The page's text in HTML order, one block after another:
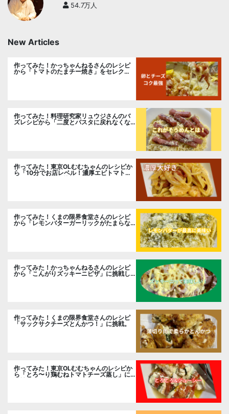
54.7万人
New Articles
作ってみた！かっちゃんねるさんのレシピ
から「トマトのたまチー焼き」をセレク
作ってみた！料理研究家リュウジさんのバ
ズレシピから「二度とパスタに戻れなくな
作ってみた！東京OLむむちゃんのレシピか
ら「10分でお店レベル！濃厚エビトマトク
リームパスタ」に挑戦
作ってみた！くまの限界食堂さんのレシピ
から「レモンバターガーリックがたまらな
作ってみた！かっちゃんねるさんのレシピ
から「こんがりズッキーニピザ」に挑戦し
ました。
作ってみた！くまの限界食堂さんのレシピ
「サックサクチーズとんかつ！」に挑戦。
作ってみた！東京OLむむちゃんのレシピか
ら「とろ〜り鶏むねトマトチーズ蒸し」に